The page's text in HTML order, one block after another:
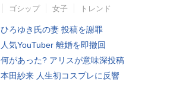
ゴシップ 女子 トレンド
ひろゆき氏の妻 投稿を謝罪
人気YouTuber 離婚を即撤回
何があった? アリスが意味深投稿
本田紗来 人生初コスプレに反響